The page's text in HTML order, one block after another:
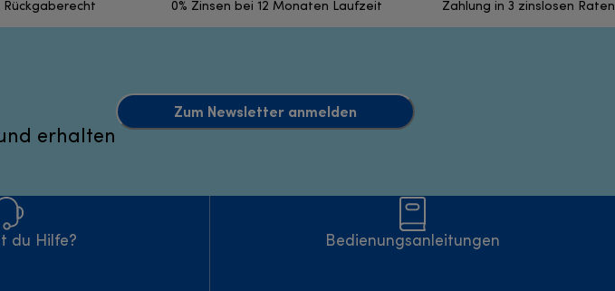
Rückgaberecht 0% Zinsen bei 12 Monaten Laufzeit Zahlung in 3 zinslosen Raten
erhalten
Zum Newsletter anmelden
du Hilfe? Bedienungsanleitungen